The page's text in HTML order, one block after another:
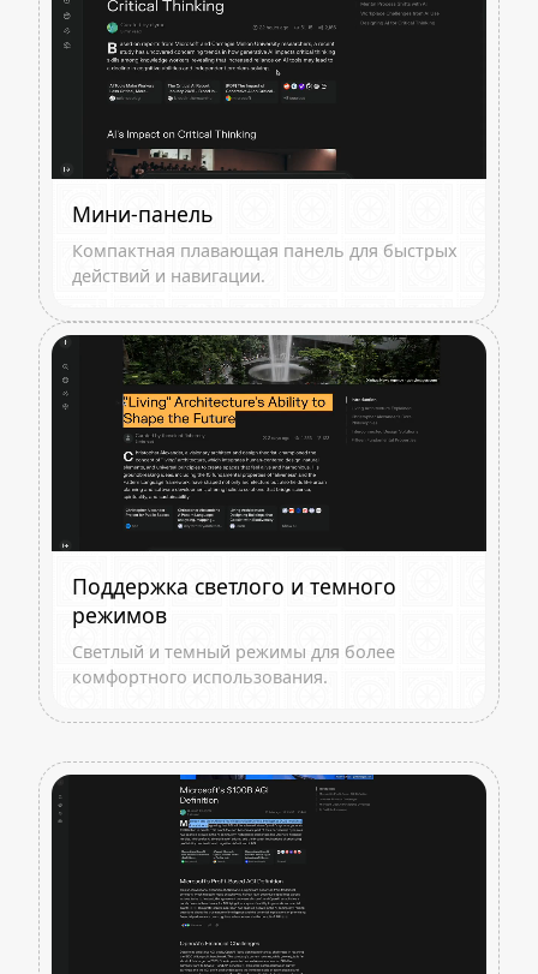
Мини-панель
Компактная плавающая панель для быстрых
действий и навигации.
Поддержка светлого и темного
режимов
Светлый и темный режимы для более
комфортного использования.